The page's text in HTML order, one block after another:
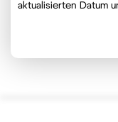
aktualisierten Datum